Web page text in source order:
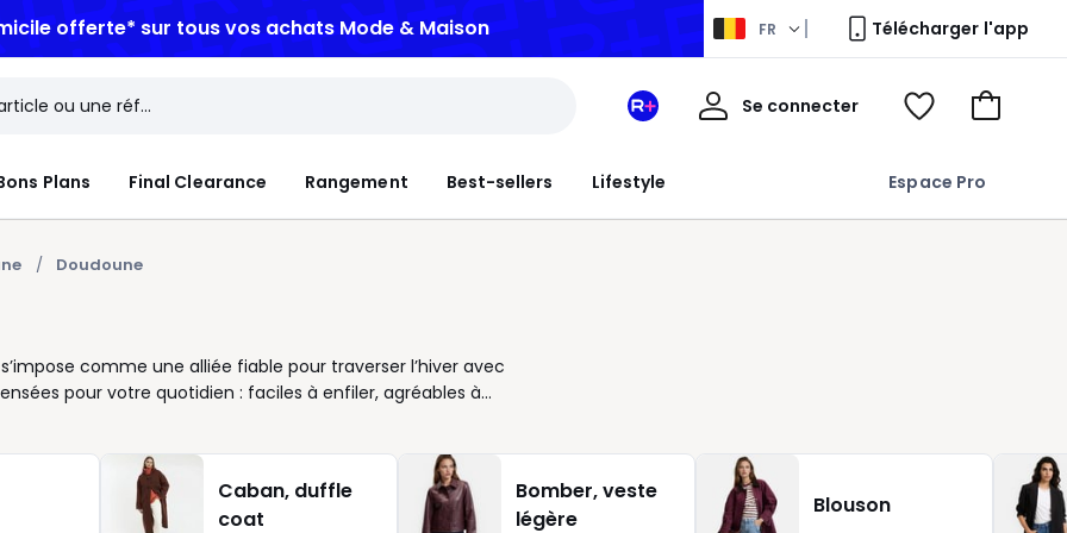
offerte* sur tous vos achats Mode & Maison FR Télécharger l'app
Plans Final Clearance Rangement Best-sellers Lifestyle Espace Pro
Mon
Redoute
Se connecter
Mon
Voir
Aller
Doudoune
comme une alliée fiable pour traverser l’hiver avec
pour votre quotidien : faciles à enfiler, agréables à
Vous cherchez une veste qui suit vos
capuche se révèle précieuse lorsque le temps change,
Côté style, tout se joue dans les détails. Jeux de
actuels : à vous de décider. Une doudoune noir reste un
Caban, duffle
coat
Bomber, veste
légère
Blouson